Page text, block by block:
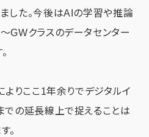
した。今後はAIの学習や推論
GWクラスのデータセンター
よりここ1年余りでデジタルイ
での延長線上で捉えることは
。